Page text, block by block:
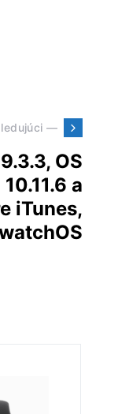
—
OS
a
iTunes,